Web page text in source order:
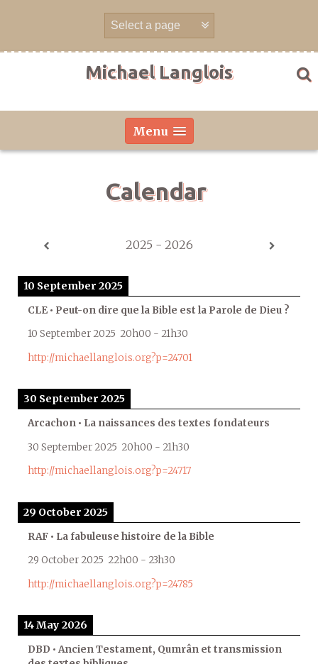
Michael Langlois
Menu
Calendar
2025 - 2026
10 September 2025
CLE • Peut-on dire que la Bible est la Parole de Dieu ?
10 September 2025 20h00 - 21h30
http://michaellanglois.org?p=24701
30 September 2025
Arcachon • La naissances des textes fondateurs
30 September 2025 20h00 - 21h30
http://michaellanglois.org?p=24717
29 October 2025
RAF • La fabuleuse histoire de la Bible
29 October 2025 22h00 - 23h30
http://michaellanglois.org?p=24785
14 May 2026
DBD • Ancien Testament, Qumrân et transmission